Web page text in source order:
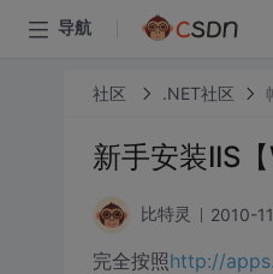
导航
社区 .NET社区
新手安装IIS
比特灵 2010-
完全按照http://